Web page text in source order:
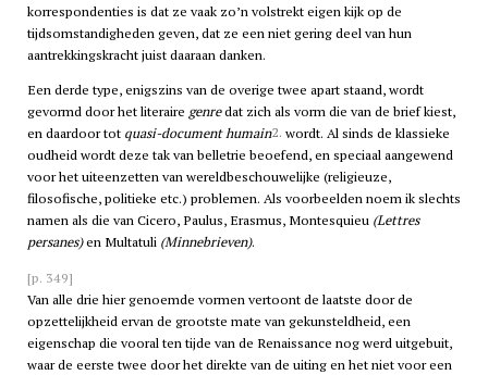
korrespondenties is dat ze vaak zo’n volstrekt eigen kijk op de
tijdsomstandigheden geven, dat ze een niet gering deel van hun
aantrekkingskracht juist daaraan danken.
Een derde type, enigszins van de overige twee apart staand, wordt
gevormd door het literaire genredat zich als vorm die van de brief kiest,
en daardoor tot quasi-document humain2. wordt. Al sinds de klassieke
oudheid wordt deze tak van belletrie beoefend, en speciaal aangewend
voor het uiteenzetten van wereldbeschouwelijke (religieuze,
filosofische, politieke etc.) problemen. Als voorbeelden noem ik slechts
namen als die van Cicero, Paulus, Erasmus, Montesquieu (Lettres
persanes)en Multatuli (Minnebrieven).
[p. 349]
Van alle drie hier genoemde vormen vertoont de laatste door de
opzettelijkheid ervan de grootste mate van gekunsteldheid, een
eigenschap die vooral ten tijde van de Renaissance nog werd uitgebuit,
waar de eerste twee door het direkte van de uiting en het niet voor een